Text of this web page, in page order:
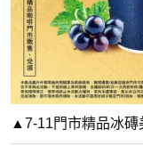
▲7-11門市精品冰磚